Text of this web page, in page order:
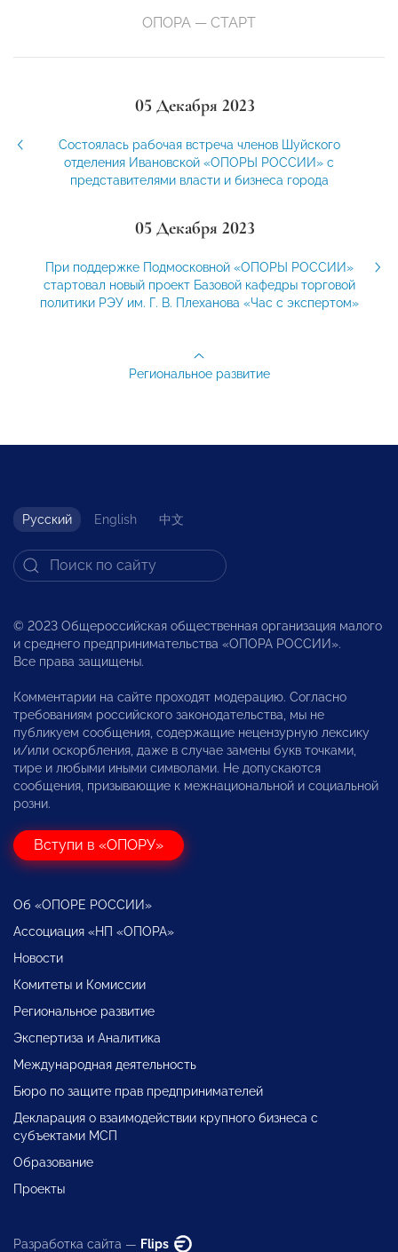
ОПОРА — СТАРТ
05 Декабря 2023
Состоялась рабочая встреча членов Шуйского
отделения Ивановской «ОПОРЫ РОССИИ» с
представителями власти и бизнеса города
05 Декабря 2023
При поддержке Подмосковной «ОПОРЫ РОССИИ»
стартовал новый проект Базовой кафедры торговой
политики РЭУ им. Г. В. Плеханова «Час с экспертом»
Региональное развитие
Русский English 中文
© 2023 Общероссийская общественная организация малого
и среднего предпринимательства «ОПОРА РОССИИ».
Все права защищены.
Комментарии на сайте проходят модерацию. Согласно
требованиям российского законодательства, мы не
публикуем сообщения, содержащие нецензурную лексику
и/или оскорбления, даже в случае замены букв точками,
тире и любыми иными символами. Не допускаются
сообщения, призывающие к межнациональной и социальной
розни.
Вступи в «ОПОРУ»
Об «ОПОРЕ РОССИИ»
Ассоциация «НП «ОПОРА»
Новости
Комитеты и Комиссии
Региональное развитие
Экспертиза и Аналитика
Международная деятельность
Бюро по защите прав предпринимателей
Декларация о взаимодействии крупного бизнеса с
субъектами МСП
Образование
Проекты
Разработка сайта — Flips